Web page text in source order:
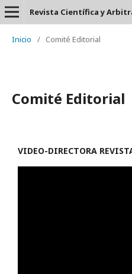
Inicio / Comité Editorial
Comité Editorial
VIDEO-DIRECTORA